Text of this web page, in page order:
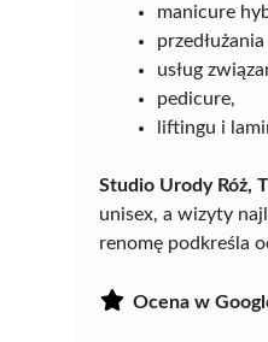
manicure
usług
pedicure,
liftingu i
Studio Urody Róż,
unisex, a wizyty
renomę podkreśla
Ocena w